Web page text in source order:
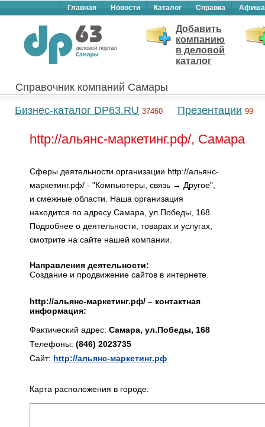
Главная Новости Каталог Справка Афиша
Добавить
компанию
в деловой
каталог
Справочник компаний Самары
Бизнес-каталог DP63.RU 37460 Презентации 99
http://альянс-маркетинг.рф/, Самара
Сферы деятельности организации http://альянс-
маркетинг.рф/ - "Компьютеры, связь → Другое",
и смежные области. Наша организация
находится по адресу Самара, ул.Победы, 168.
Подробнее о деятельности, товарах и услугах,
смотрите на сайте нашей компании.
Направления деятельности:
Создание и продвижение сайтов в интернете.
http://альянс-маркетинг.рф/ – контактная
информация:
Фактический адрес: Самара, ул.Победы, 168
Телефоны: (846) 2023735
Сайт: http://альянс-маркетинг.рф
Карта расположения в городе: